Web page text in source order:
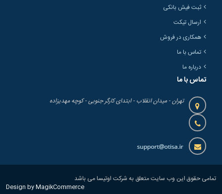
ثبت فیش بانکی
ارسال تیکت
همکاری در فروش
تماس با ما
درباره ما
تماس با ما
تهران - میدان انقلاب - ابتدای کارگر جنوبی - کوچه مهدیزاده
تمامی حقوق این وب سایت متعلق به شرکت اوتیسا می باشد
Design by MagikCommerce